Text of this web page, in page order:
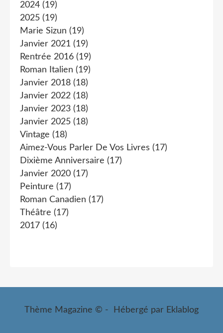
2024 (19)
2025 (19)
Marie Sizun (19)
Janvier 2021 (19)
Rentrée 2016 (19)
Roman Italien (19)
Janvier 2018 (18)
Janvier 2022 (18)
Janvier 2023 (18)
Janvier 2025 (18)
Vintage (18)
Aimez-Vous Parler De Vos Livres (17)
Dixième Anniversaire (17)
Janvier 2020 (17)
Peinture (17)
Roman Canadien (17)
Théâtre (17)
2017 (16)
Thème Magazine © - Hébergé par Eklablog